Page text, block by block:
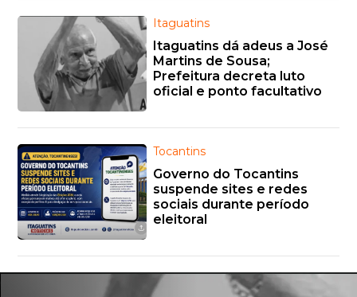
Itaguatins
Itaguatins dá adeus a José
Martins de Sousa;
Prefeitura decreta luto
oficial e ponto facultativo
Tocantins
Governo do Tocantins
suspende sites e redes
sociais durante período
eleitoral